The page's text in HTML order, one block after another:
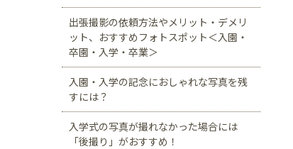
出張撮影の依頼方法やメリット・デメリ
ット、おすすめフォトスポット＜入園・
卒園・入学・卒業＞
入園・入学の記念におしゃれな写真を残
すには？
入学式の写真が撮れなかった場合には
「後撮り」がおすすめ！